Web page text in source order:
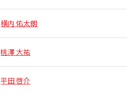
横内 佑太朗
桃澤 大祐
平田 啓介